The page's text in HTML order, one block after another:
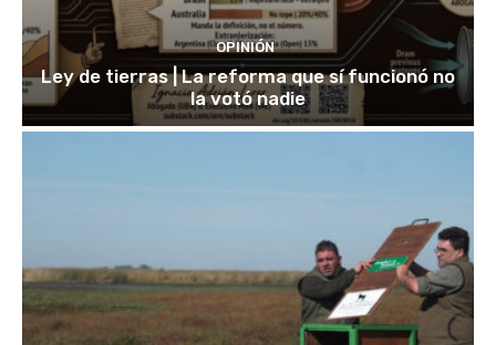
OPINIÓN
Ley de tierras | La reforma que sí funcionó no
la votó nadie